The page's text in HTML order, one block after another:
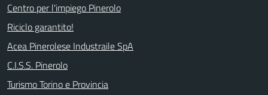
Centro per l'impiego Pinerolo
Riciclo garantito!
Acea Pinerolese Industraile SpA
C.I.S.S. Pinerolo
Turismo Torino e Provincia